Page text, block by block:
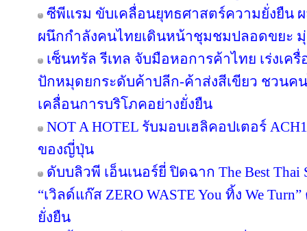
ซีพีแรม ขับเคลื่อนยุทธศาสตร์ความยั่งยืน ผ
ผนึกกำลังคนไทยเดินหน้าชุมชมปลอดขยะ มุ่
เซ็นทรัล รีเทล จับมือหอการค้าไทย เร่งเครื่
ปักหมุดยกระดับค้าปลีก-ค้าส่งสีเขียว ชวน
เคลื่อนการบริโภคอย่างยั่งยืน
NOT A HOTEL รับมอบเฮลิคอปเตอร์
ของญี่ปุ่น
ดับบลิวพี เอ็นเนอร์ยี่ ปิดฉาก The Best Thai
“เวิลด์แก๊ส ZERO WASTE You ทิ้ง We
ยั่งยืน